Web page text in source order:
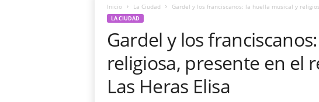
Inicio La Ciudad Gardel y los franciscanos: la huella musical y
LA CIUDAD
Gardel y los
religiosa, presente en el
Las Heras Elisa